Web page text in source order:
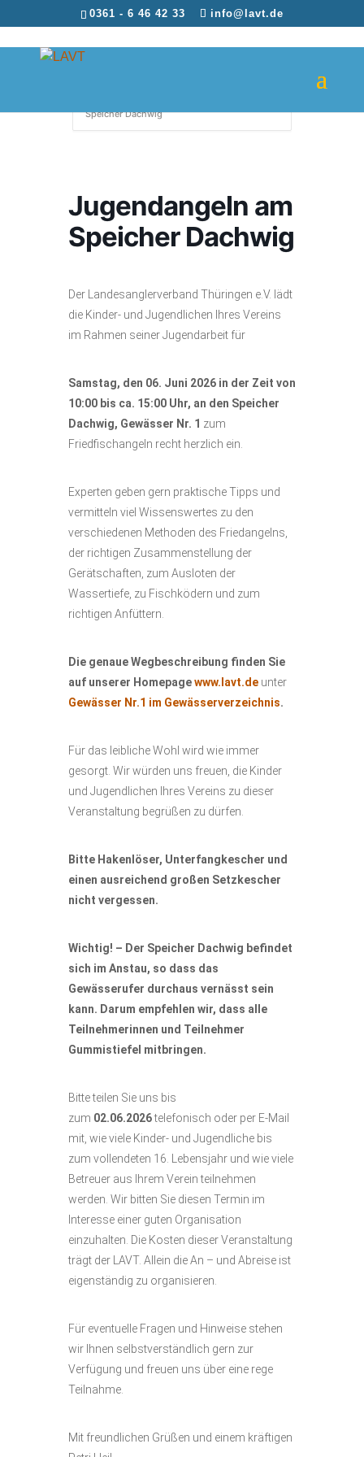
0361 - 6 46 42 33 info@lavt.de
Speicher Dachwig
Jugendangeln am
Speicher Dachwig
Der Landesanglerverband Thüringen e.V. lädt
die Kinder- und Jugendlichen Ihres Vereins
im Rahmen seiner Jugendarbeit für
Samstag, den 06. Juni 2026 in der Zeit von
10:00 bis ca. 15:00 Uhr, an den Speicher
Dachwig, Gewässer Nr. 1 zum
Friedfischangeln recht herzlich ein.
Experten geben gern praktische Tipps und
vermitteln viel Wissenswertes zu den
verschiedenen Methoden des Friedangelns,
der richtigen Zusammenstellung der
Gerätschaften, zum Ausloten der
Wassertiefe, zu Fischködern und zum
richtigen Anfüttern.
Die genaue Wegbeschreibung finden Sie
auf unserer Homepagewww.lavt.de unter
Gewässer Nr.1 im Gewässerverzeichnis.
Für das leibliche Wohl wird wie immer
gesorgt. Wir würden uns freuen, die Kinder
und Jugendlichen Ihres Vereins zu dieser
Veranstaltung begrüßen zu dürfen.
Bitte Hakenlöser, Unterfangkescher und
einen ausreichend großen Setzkescher
nicht vergessen.
Wichtig! – Der Speicher Dachwig befindet
sich im Anstau, so dass das
Gewässerufer durchaus vernässt sein
kann. Darum empfehlen wir, dass alle
Teilnehmerinnen und Teilnehmer
Gummistiefel mitbringen.
Bitte teilen Sie uns bis
zum 02.06.2026telefonisch oder per E-Mail
mit, wie viele Kinder- und Jugendliche bis
zum vollendeten 16. Lebensjahr und wie viele
Betreuer aus Ihrem Verein teilnehmen
werden. Wir bitten Sie diesen Termin im
Interesse einer guten Organisation
einzuhalten. Die Kosten dieser Veranstaltung
trägt der LAVT. Allein die An – und Abreise ist
eigenständig zu organisieren.
Für eventuelle Fragen und Hinweise stehen
wir Ihnen selbstverständlich gern zur
Verfügung und freuen uns über eine rege
Teilnahme.
Mit freundlichen Grüßen und einem kräftigen